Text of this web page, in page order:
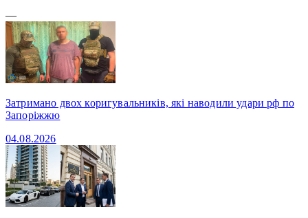
—
Затримано двох коригувальників, які наводили удари рф по
Запоріжжю
04.08.2026